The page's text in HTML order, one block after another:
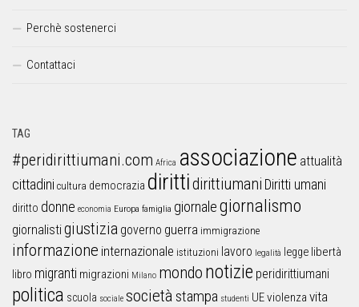
Perchè sostenerci
Contattaci
TAG
#peridirittiumani.com Africa associazione attualità
cittadini cultura democrazia dirittidirittiumani Diritti umani
diritto donne economia Europa famiglia giornalegiornalismo
giornalistigiustizia governo guerra immigrazione
informazione internazionale istituzioni lavoro legalità legge libertà
libro migranti migrazioni Milano mondo notizie peridirittiumani
politica scuola sociale società stampa studenti UEviolenza vita